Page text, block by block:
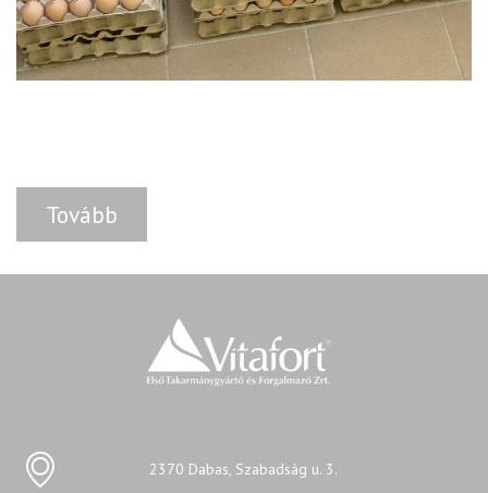
Tovább
2370 Dabas, Szabadság u. 3.